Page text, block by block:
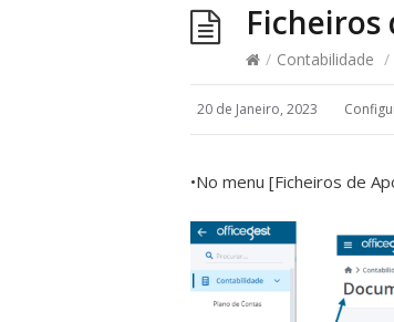
/ Contabilidade /
20 de Janeiro, 2023
•No menu [Ficheiros de